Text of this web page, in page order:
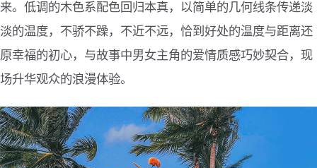
来。低调的木色系配色回归本真，以简单的几何线条传递淡
淡的温度，不骄不躁，不近不远，恰到好处的温度与距离还
原幸福的初心，与故事中男女主角的爱情质感巧妙契合，现
场升华观众的浪漫体验。